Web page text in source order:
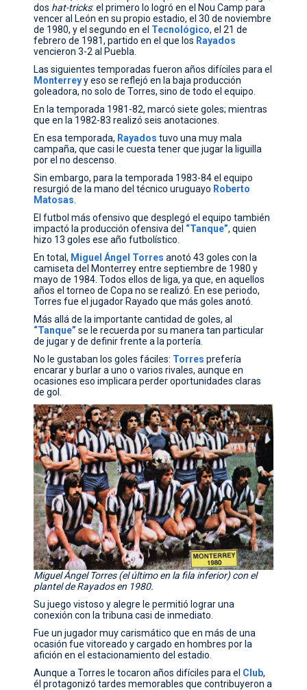
dos hat-tricks: el primero lo logró en el Nou Camp para
vencer al León en su propio estadio, el 30 de noviembre
de 1980, y el segundo en el Tecnológico, el 21 de
febrero de 1981, partido en el que los Rayados
vencieron 3-2 al Puebla.
Las siguientes temporadas fueron años difíciles para el
Monterreyy eso se reflejó en la baja producción
goleadora, no solo de Torres, sino de todo el equipo.
En la temporada 1981-82, marcó siete goles; mientras
que en la 1982-83 realizó seis anotaciones.
En esa temporada, Rayados tuvo una muy mala
campaña, que casi le cuesta tener que jugar la liguilla
por el no descenso.
Sin embargo, para la temporada 1983-84 el equipo
resurgió de la mano del técnico uruguayo Roberto
Matosas
El futbol más ofensivo que desplegó el equipo también
impactó la producción ofensiva del “Tanque”, quien
hizo 13 goles ese año futbolístico.
En total, Miguel Ángel Torres anotó 43 goles con la
camiseta del Monterrey entre septiembre de 1980 y
mayo de 1984. Todos ellos de liga, ya que, en aquellos
años el torneo de Copa no se realizó. En ese periodo,
Torres fue el jugador Rayado que más goles anotó.
Más allá de la importante cantidad de goles, al
“Tanque” se le recuerda por su manera tan particular
de jugar y de definir frente a la portería.
No le gustaban los goles fáciles: Torres prefería
encarar y burlar a uno o varios rivales, aunque en
ocasiones eso implicara perder oportunidades claras
de gol.
Miguel Ángel Torres (el último en la fila inferior) con el
plantel de Rayados en 1980.
Su juego vistoso y alegre le permitió lograr una
conexión con la tribuna casi de inmediato.
Fue un jugador muy carismático que en más de una
ocasión fue vitoreado y cargado en hombres por la
afición en el estacionamiento del estadio.
Aunque a Torres le tocaron años difíciles para el Club,
él protagonizó tardes memorables que contribuyeron a